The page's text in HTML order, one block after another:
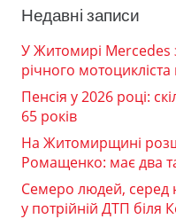
Недавні записи
У Житомирі Mercedes
річного мотоцикліста
Пенсія у 2026 році:
65 років
На Житомирщині
Ромащенко: має два
Семеро людей, серед
у потрійній ДТП біля